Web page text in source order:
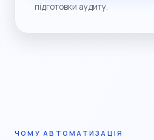
підготовки аудиту.
ЧОМУ АВТОМАТИЗАЦІЯ